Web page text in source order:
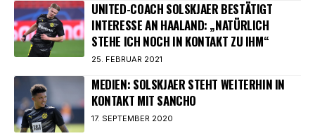
UNITED-COACH SOLSKJAER BESTÄTIGT
INTERESSE AN HAALAND: „NATÜRLICH
STEHE ICH NOCH IN KONTAKT ZU IHM“
25. FEBRUAR 2021
MEDIEN: SOLSKJAER STEHT WEITERHIN IN
KONTAKT MIT SANCHO
17. SEPTEMBER 2020